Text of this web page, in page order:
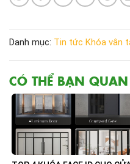
Danh mục: Tin tức Khóa vân
CÓ THỂ BẠN